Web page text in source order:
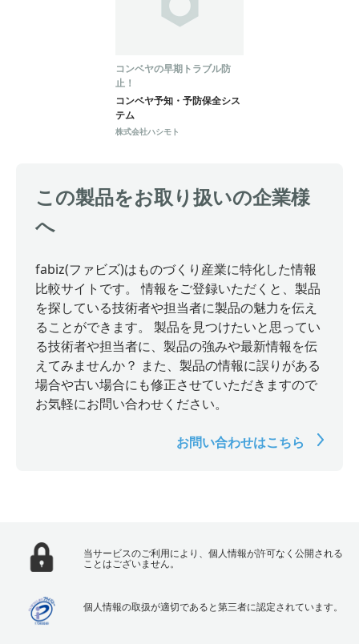
コンベヤの早期トラブル防
止！
コンベヤ予知・予防保全シス
テム
株式会社ハシモト
この製品をお取り扱いの企業様
へ
fabiz(ファビズ)はものづくり産業に特化した情報
比較サイトです。 情報をご登録いただくと、製品
を探している技術者や担当者に製品の魅力を伝え
ることができます。 製品を見つけたいと思ってい
る技術者や担当者に、製品の強みや最新情報を伝
えてみませんか？ また、製品の情報に誤りがある
場合や古い場合にも修正させていただきますので
お気軽にお問い合わせください。
お問い合わせはこちら
当サービスのご利用により、個人情報が許可なく公開される
ことはございません。
個人情報の取扱が適切であると第三者に認定されています。